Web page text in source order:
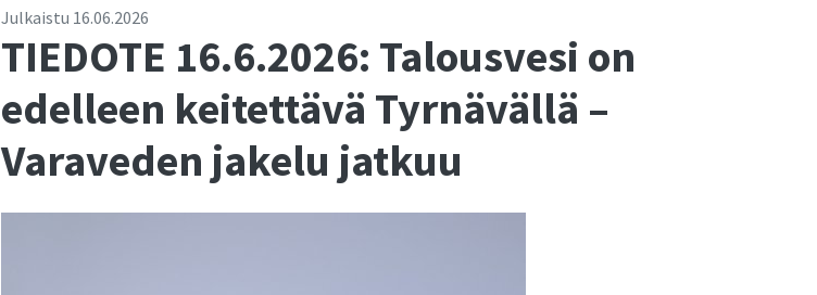
Julkaistu 16.06.2026
TIEDOTE 16.6.2026: Talousvesi on
edelleen keitettävä Tyrnävällä –
Varaveden jakelu jatkuu